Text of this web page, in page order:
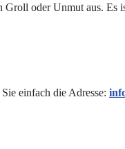
oder Unmut aus. Es
einfach die Adresse: